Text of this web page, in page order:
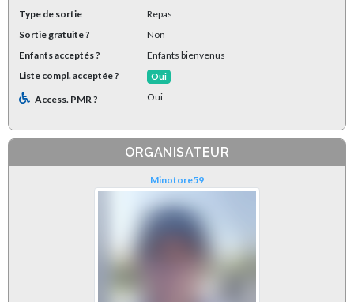
Type de sortie
Repas
Sortie gratuite ?
Non
Enfants acceptés ?
Enfants bienvenus
Liste compl. acceptée ?
Oui
Access. PMR ? Oui
ORGANISATEUR
Minotore59